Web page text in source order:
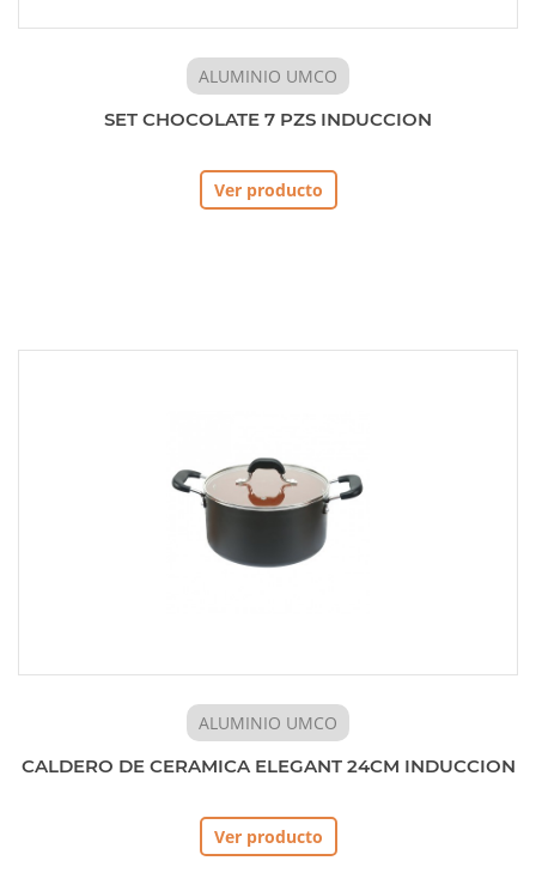
ALUMINIO UMCO
SET CHOCOLATE 7 PZS INDUCCION
Ver producto
ALUMINIO UMCO
CALDERO DE CERAMICA ELEGANT 24CM INDUCCION
Ver producto